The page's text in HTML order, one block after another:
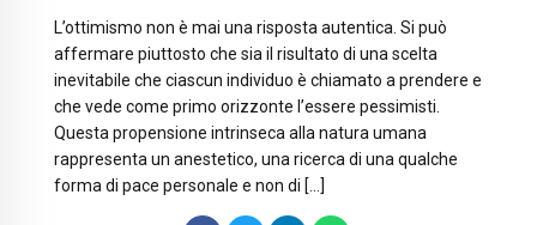
L’ottimismo non è mai una risposta autentica. Si può
affermare piuttosto che sia il risultato di una scelta
inevitabile che ciascun individuo è chiamato a prendere e
che vede come primo orizzonte l’essere pessimisti.
Questa propensione intrinseca alla natura umana
rappresenta un anestetico, una ricerca di una qualche
forma di pace personale e non di […]